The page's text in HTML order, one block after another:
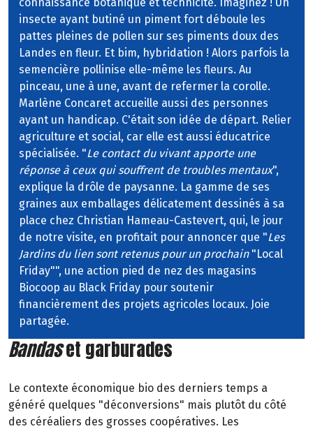
insecte ayant butiné un piment fort déboule les
pattes pleines de pollen sur ses piments doux des
Landes en fleur. Et bim, hybridation ! Alors parfois la
semencière pollinise elle-même les fleurs. Au
pinceau, une à une, avant de refermer la corolle.
Marlène Concaret accueille aussi des personnes
ayant un handicap. C'était son idée de départ. Relier
agriculture et social, car elle est aussi éducatrice
spécialisée. "Le contact du vivant apporte une
réponse à ceux qui souffrent de troubles mentaux",
explique la drôle de paysanne. La gamme de ses
graines aux emballages délicatement dessinés à sa
place chez Christian Hameau-Castevert, qui, le jour
de notre visite, en profitait pour annoncer que "Les
Jardins du lien sont retenus pour un prochain"Local
Friday"", une action pied de nez des magasins
Biocoop au Black Friday pour soutenir
financièrement des projets agricoles locaux. Joie
partagée.
Bandaset garburades
Le contexte économique bio des derniers temps a
généré quelques "déconversions" mais plutôt du côté
des céréaliers des grosses coopératives. Les